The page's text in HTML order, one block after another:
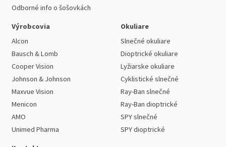
Odborné info o šošovkách
Výrobcovia
Alcon
Bausch & Lomb
Cooper Vision
Johnson & Johnson
Maxvue Vision
Menicon
AMO
Unimed Pharma
Okuliare
Slnečné okuliare
Dioptrické okuliare
Lyžiarske okuliare
Cyklistické slnečné
Ray-Ban slnečné
Ray-Ban dioptrické
SPY slnečné
SPY dioptrické